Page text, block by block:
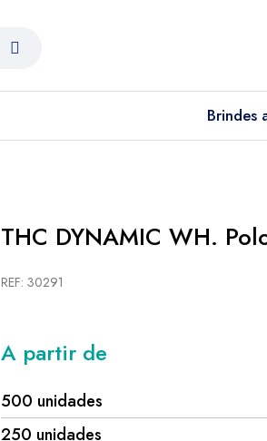
Brindes
THC DYNAMIC WH.
REF: 30291
A partir de
500 unidades
250 unidades